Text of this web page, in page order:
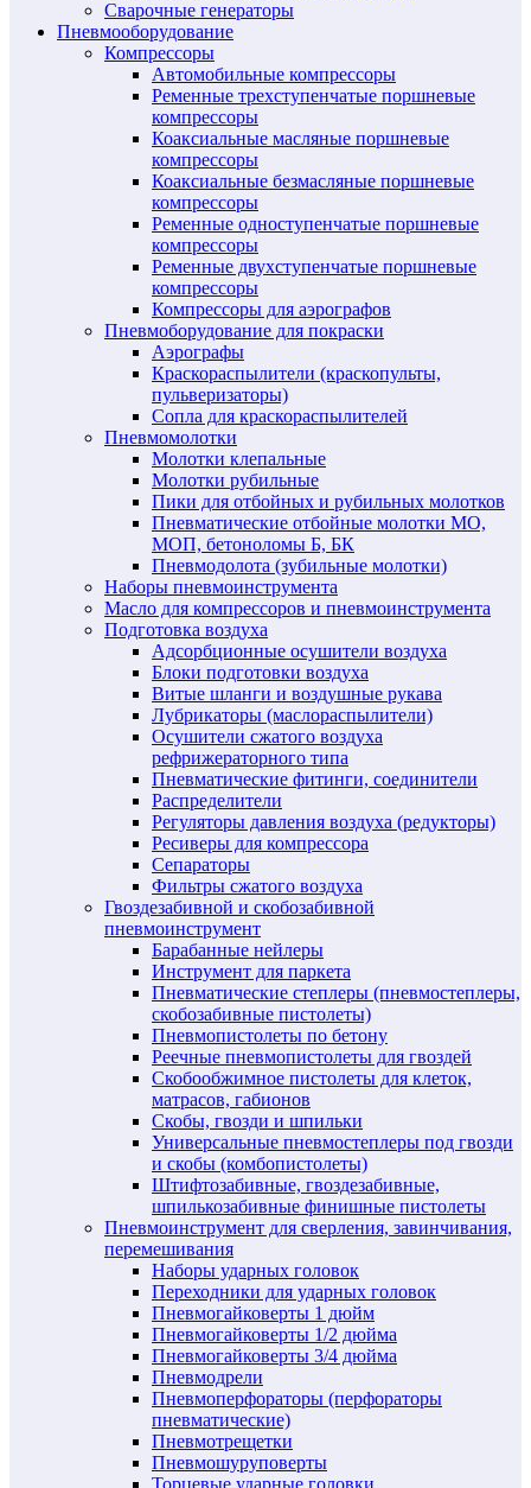
Сварочные генераторы
Пневмооборудование
Компрессоры
Автомобильные компрессоры
Ременные трехступенчатые поршневые
компрессоры
Коаксиальные масляные поршневые
компрессоры
Коаксиальные безмасляные поршневые
компрессоры
Ременные одноступенчатые поршневые
компрессоры
Ременные двухступенчатые поршневые
компрессоры
Компрессоры для аэрографов
Пневмоборудование для покраски
Аэрографы
Краскораспылители (краскопульты,
пульверизаторы)
Сопла для краскораспылителей
Пневмомолотки
Молотки клепальные
Молотки рубильные
Пики для отбойных и рубильных молотков
Пневматические отбойные молотки МО,
МОП, бетоноломы Б, БК
Пневмодолота (зубильные молотки)
Наборы пневмоинструмента
Масло для компрессоров и пневмоинструмента
Подготовка воздуха
Адсорбционные осушители воздуха
Блоки подготовки воздуха
Витые шланги и воздушные рукава
Лубрикаторы (маслораспылители)
Осушители сжатого воздуха
рефрижераторного типа
Пневматические фитинги, соединители
Распределители
Регуляторы давления воздуха (редукторы)
Ресиверы для компрессора
Сепараторы
Фильтры сжатого воздуха
Гвоздезабивной и скобозабивной
пневмоинструмент
Барабанные нейлеры
Инструмент для паркета
Пневматические степлеры (пневмостеплеры,
скобозабивные пистолеты)
Пневмопистолеты по бетону
Реечные пневмопистолеты для гвоздей
Скобообжимное пистолеты для клеток,
матрасов, габионов
Скобы, гвозди и шпильки
Универсальные пневмостеплеры под гвозди
и скобы (комбопистолеты)
Штифтозабивные, гвоздезабивные,
шпилькозабивные финишные пистолеты
Пневмоинструмент для сверления, завинчивания,
перемешивания
Наборы ударных головок
Переходники для ударных головок
Пневмогайковерты 1 дюйм
Пневмогайковерты 1/2 дюйма
Пневмогайковерты 3/4 дюйма
Пневмодрели
Пневмоперфораторы (перфораторы
пневматические)
Пневмотрещетки
Пневмошуруповерты
Торцевые ударные головки